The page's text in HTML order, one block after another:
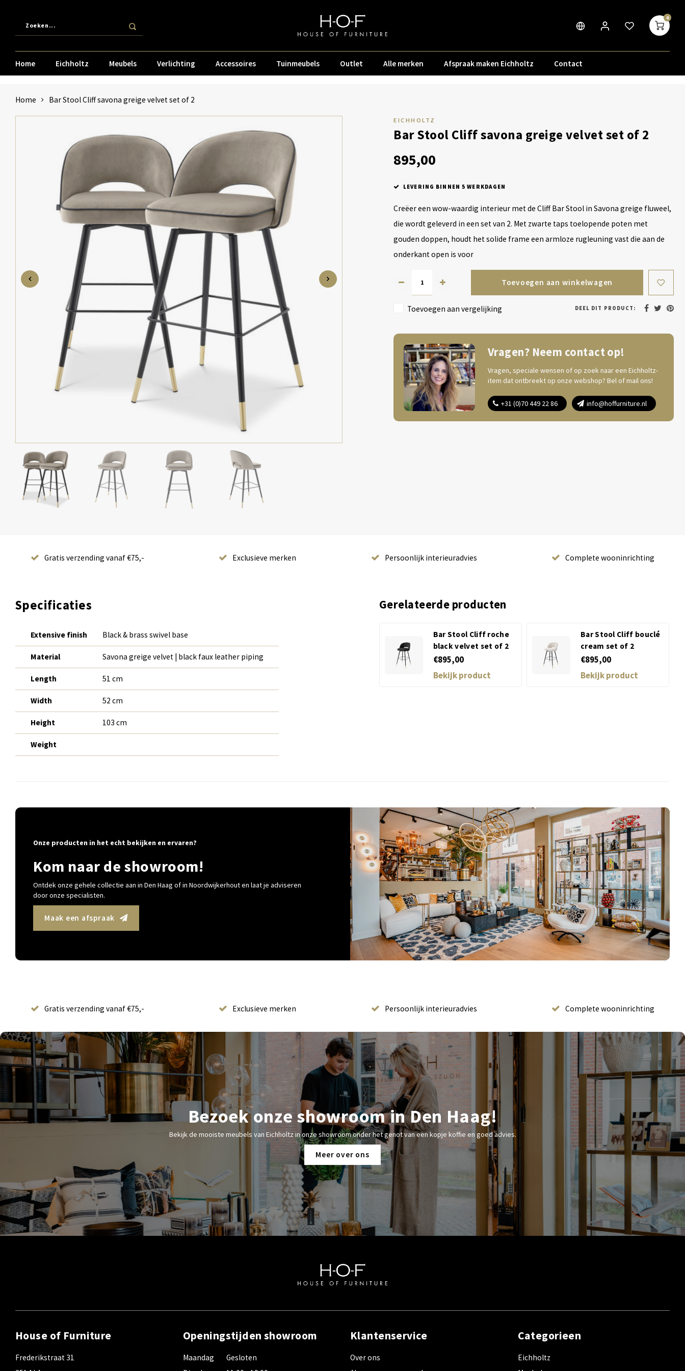
0
Home Eichholtz Meubels Verlichting Accessoires Tuinmeubels Outlet Alle merken Afspraak maken Eichholtz Contact
Home Bar Stool Cliff savona greige velvet set of 2
EICHHOLTZ
Bar Stool Cliff savona greige velvet set of 2
895,00
LEVERING BINNEN 5 WERKDAGEN
Creëer een wow-waardig interieur met de Cliff Bar Stool in Savona greige fluweel,
die wordt geleverd in een set van 2. Met zwarte taps toelopende poten met
gouden doppen, houdt het solide frame een armloze rugleuning vast die aan de
onderkant open is voor
Toevoegen aan winkelwagen
Toevoegen aan vergelijking DEEL DIT PRODUCT:
Vragen? Neem contact op!
Vragen, speciale wensen of op zoek naar een Eichholtz-
item dat ontbreekt op onze webshop? Bel of mail ons!
+31 (0)70 449 22 86 info@hoffurniture.nl
Gratis verzending vanaf €75,- Exclusieve merken Persoonlijk interieuradvies Complete wooninrichting
Specificaties
Extensive finish Black & brass swivel base
Material Savona greige velvet | black faux leather piping
Length 51 cm
Width 52 cm
Height 103 cm
Weight
Gerelateerde producten
Bar Stool Cliff roche
black velvet set of 2
€895,00
Bekijk product
Bar Stool Cliff bouclé
cream set of 2
€895,00
Bekijk product
Onze producten in het echt bekijken en ervaren?
Kom naar de showroom!
Ontdek onze gehele collectie aan in Den Haag of in Noordwijkerhout en laat je adviseren
door onze specialisten.
Maak een afspraak
Gratis verzending vanaf €75,- Exclusieve merken Persoonlijk interieuradvies Complete wooninrichting
Bezoek onze showroom in Den Haag!
Bekijk de mooiste meubels van Eichholtz in onze showroom onder het genot van een kopje koffie en goed advies.
Meer over ons
House of Furniture
Frederikstraat 31
Openingstijden showroom
Maandag
Gesloten
Klantenservice
Over ons
Categorieen
Eichholtz